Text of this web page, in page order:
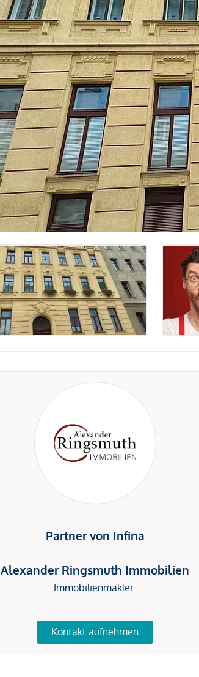
Partner von Infina
Alexander Ringsmuth Immobilien
Immobilienmakler
Kontakt aufnehmen